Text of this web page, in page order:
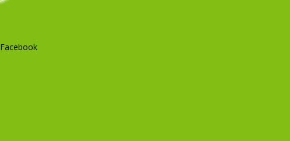
Facebook